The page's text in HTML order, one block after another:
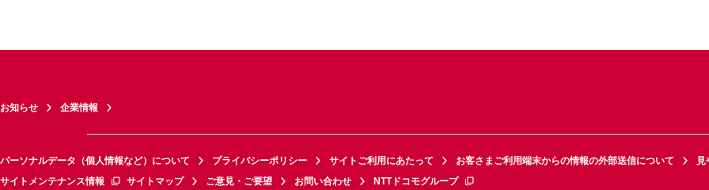
お知らせ 企業情報
パーソナルデータ（個人情報など）について プライバシーポリシー サイトご利用にあたって お客さまご利用端末からの情報の外部送信について
見
サイトメンテナンス情報
サイトマップ ご意見・ご要望 お問い合わせ NTTドコモグループ